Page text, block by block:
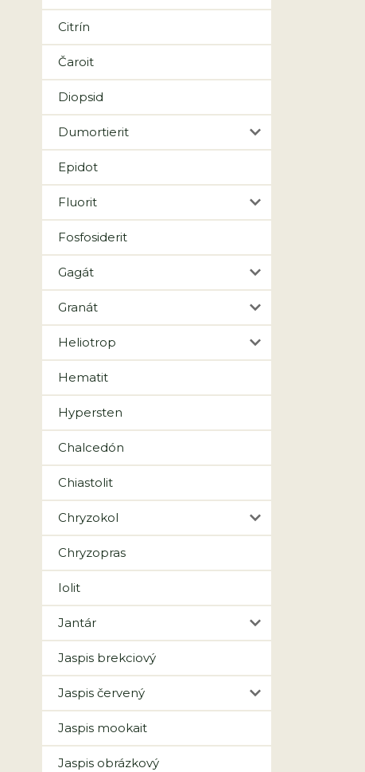
Citrín
Čaroit
Diopsid
Dumortierit
Epidot
Fluorit
Fosfosiderit
Gagát
Granát
Heliotrop
Hematit
Hypersten
Chalcedón
Chiastolit
Chryzokol
Chryzopras
Iolit
Jantár
Jaspis brekciový
Jaspis červený
Jaspis mookait
Jaspis obrázkový